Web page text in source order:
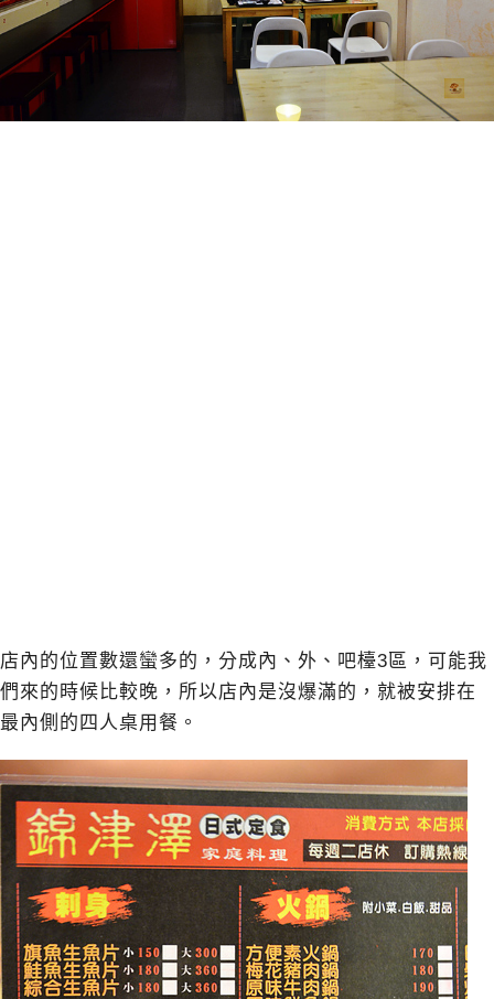
店內的位置數還蠻多的，分成內、外、吧檯3區，可能我
們來的時候比較晚，所以店內是沒爆滿的，就被安排在
最內側的四人桌用餐。